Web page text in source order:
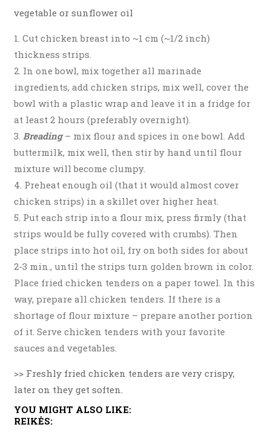
vegetable or sunflower oil
Cut chicken breast into ~1 cm (~1/2 inch)
thickness strips.
In one bowl, mix together all marinade
ingredients, add chicken strips, mix well, cover the
bowl with a plastic wrap and leave it in a fridge for
at least 2 hours (preferably overnight).
Breading– mix flour and spices in one bowl. Add
buttermilk, mix well, then stir by hand until flour
mixture will become clumpy.
Preheat enough oil (that it would almost cover
chicken strips) in a skillet over higher heat.
Put each strip into a flour mix, press firmly (that
strips would be fully covered with crumbs). Then
place strips into hot oil, fry on both sides for about
2-3 min., until the strips turn golden brown in color.
Place fried chicken tenders on a paper towel. In this
way, prepare all chicken tenders. If there is a
shortage of flour mixture – prepare another portion
of it. Serve chicken tenders with your favorite
sauces and vegetables.
>> Freshly fried chicken tenders are very crispy,
later on they get soften.
YOU MIGHT ALSO LIKE:
REIKĖS: